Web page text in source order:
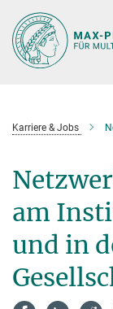
Hauptinhalt
Karriere & Jobs
am
und in